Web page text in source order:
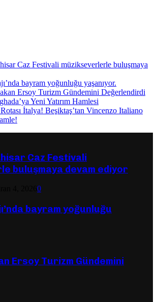
Caz Festivali müzikseverlerle buluşmaya
bayram yoğunluğu yaşanıyor.
Ersoy Turizm Gündemini Değerlendirdi
Yeni Yatırım Hamlesi
İtalya! Beşiktaş’tan Vincenzo Italiano
Caz Festivali
buluşmaya devam ediyor
0
bayram yoğunluğu
Ersoy Turizm Gündemini